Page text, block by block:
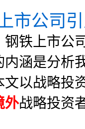
市公司
铁上市公司
内涵是分析
文以战略投
外战略投资